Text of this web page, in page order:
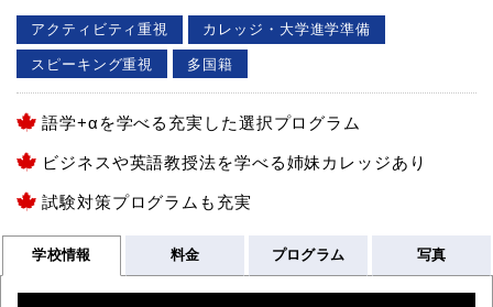
アクティビティ重視 カレッジ・大学進学準備
スピーキング重視 多国籍
語学+αを学べる充実した選択プログラム
ビジネスや英語教授法を学べる姉妹カレッジあり
試験対策プログラムも充実
学校情報 料金 プログラム 写真